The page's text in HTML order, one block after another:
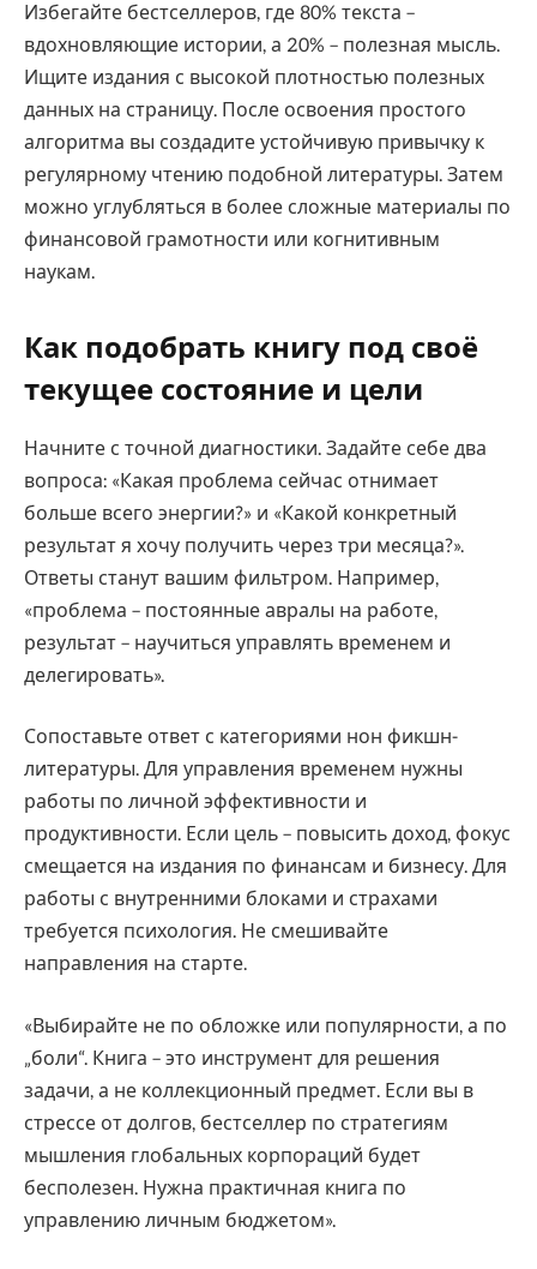
Избегайте бестселлеров, где 80% текста –
вдохновляющие истории, а 20% – полезная мысль.
Ищите издания с высокой плотностью полезных
данных на страницу. После освоения простого
алгоритма вы создадите устойчивую привычку к
регулярному чтению подобной литературы. Затем
можно углубляться в более сложные материалы по
финансовой грамотности или когнитивным
наукам.
Как подобрать книгу под своё
текущее состояние и цели
Начните с точной диагностики. Задайте себе два
вопроса: «Какая проблема сейчас отнимает
больше всего энергии?» и «Какой конкретный
результат я хочу получить через три месяца?».
Ответы станут вашим фильтром. Например,
«проблема – постоянные авралы на работе,
результат – научиться управлять временем и
делегировать».
Сопоставьте ответ с категориями нон фикшн-
литературы. Для управления временем нужны
работы по личной эффективности и
продуктивности. Если цель – повысить доход, фокус
смещается на издания по финансам и бизнесу. Для
работы с внутренними блоками и страхами
требуется психология. Не смешивайте
направления на старте.
«Выбирайте не по обложке или популярности, а по
„боли“. Книга – это инструмент для решения
задачи, а не коллекционный предмет. Если вы в
стрессе от долгов, бестселлер по стратегиям
мышления глобальных корпораций будет
бесполезен. Нужна практичная книга по
управлению личным бюджетом».